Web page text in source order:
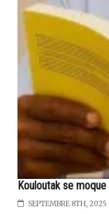
Kouloutak se
SEPTEMBRE 8TH, 2025